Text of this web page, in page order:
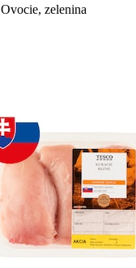
Ovocie, zelenina